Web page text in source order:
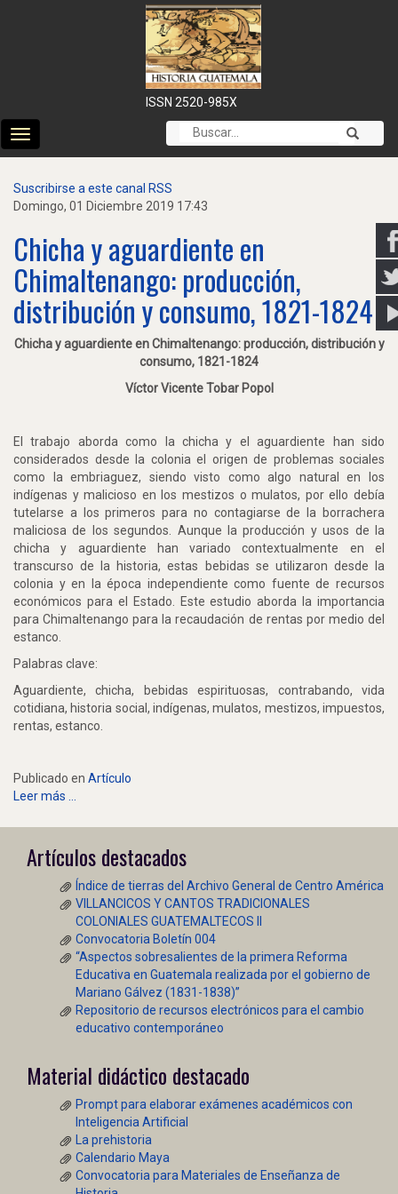
ISSN 2520-985X
Cambiar
modo
navegación
Suscribirse a este canal RSS
Domingo, 01 Diciembre 2019 17:43
Chicha y aguardiente en
Chimaltenango: producción,
distribución y consumo, 1821-1824
Chicha y aguardiente en Chimaltenango: producción, distribución y
consumo, 1821-1824
Víctor Vicente Tobar Popol
El trabajo aborda como la chicha y el aguardiente han sido
considerados desde la colonia el origen de problemas sociales
como la embriaguez, siendo visto como algo natural en los
indígenas y malicioso en los mestizos o mulatos, por ello debía
tutelarse a los primeros para no contagiarse de la borrachera
maliciosa de los segundos. Aunque la producción y usos de la
chicha y aguardiente han variado contextualmente en el
transcurso de la historia, estas bebidas se utilizaron desde la
colonia y en la época independiente como fuente de recursos
económicos para el Estado. Este estudio aborda la importancia
para Chimaltenango para la recaudación de rentas por medio del
estanco.
Palabras clave:
Aguardiente, chicha, bebidas espirituosas, contrabando, vida
cotidiana, historia social, indígenas, mulatos, mestizos, impuestos,
rentas, estanco.
Publicado en Artículo
Leer más ...
Artículos destacados
Índice de tierras del Archivo General de Centro América
VILLANCICOS Y CANTOS TRADICIONALES
COLONIALES GUATEMALTECOS II
Convocatoria Boletín 004
“Aspectos sobresalientes de la primera Reforma
Educativa en Guatemala realizada por el gobierno de
Mariano Gálvez (1831-1838)”
Repositorio de recursos electrónicos para el cambio
educativo contemporáneo
Material didáctico destacado
Prompt para elaborar exámenes académicos con
Inteligencia Artificial
La prehistoria
Calendario Maya
Convocatoria para Materiales de Enseñanza de